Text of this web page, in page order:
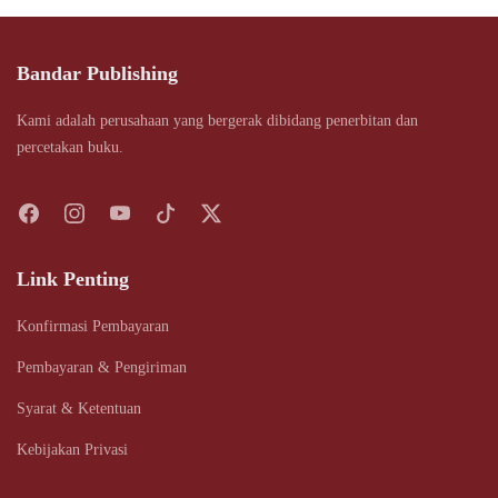
Bandar Publishing
Kami adalah perusahaan yang bergerak dibidang penerbitan dan
percetakan buku.
Link Penting
Konfirmasi Pembayaran
Pembayaran & Pengiriman
Syarat & Ketentuan
Kebijakan Privasi